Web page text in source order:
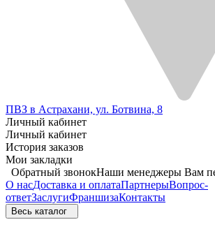
ПВЗ в Астрахани, ул. Ботвина, 8
Личный кабинет
Личный кабинет
История заказов
Мои закладки
Обратный звонокНаши менеджеры Вам
О насДоставка и оплатаПартнерыВопрос-
ответЗаслугиФраншизаКонтакты
Весь каталог